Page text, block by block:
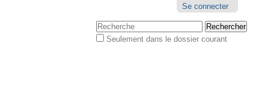
personnels
Se connecter
Chercher par
Seulement dans le dossier courant